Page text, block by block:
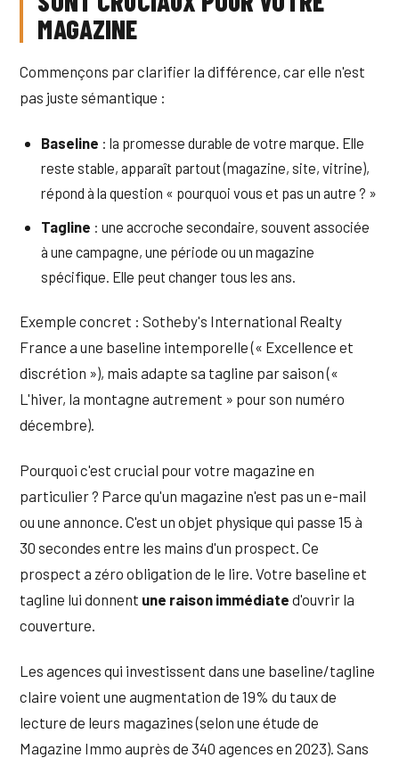
MAGAZINE
Commençons par clarifier la différence, car elle n'est
pas juste sémantique :
Baseline : la promesse durable de votre marque. Elle
reste stable, apparaît partout (magazine, site, vitrine),
répond à la question « pourquoi vous et pas un autre ? »
Tagline : une accroche secondaire, souvent associée
à une campagne, une période ou un magazine
spécifique. Elle peut changer tous les ans.
Exemple concret : Sotheby's International Realty
France a une baseline intemporelle (« Excellence et
discrétion »), mais adapte sa tagline par saison («
L'hiver, la montagne autrement » pour son numéro
décembre).
Pourquoi c'est crucial pour votre magazine en
particulier ? Parce qu'un magazine n'est pas un e-mail
ou une annonce. C'est un objet physique qui passe 15 à
30 secondes entre les mains d'un prospect. Ce
prospect a zéro obligation de le lire. Votre baseline et
tagline lui donnent une raison immédiate d'ouvrir la
couverture.
Les agences qui investissent dans une baseline/tagline
claire voient une augmentation de 19% du taux de
lecture de leurs magazines (selon une étude de
Magazine Immo auprès de 340 agences en 2023). Sans